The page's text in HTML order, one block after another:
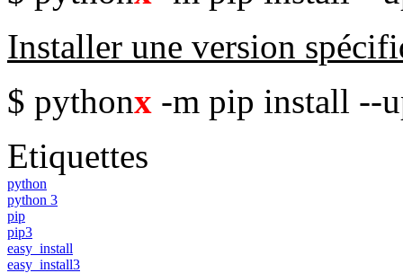
Installer une version
$ pythonx -m pip install --
Etiquettes
python
python 3
pip
pip3
easy_install
easy_install3